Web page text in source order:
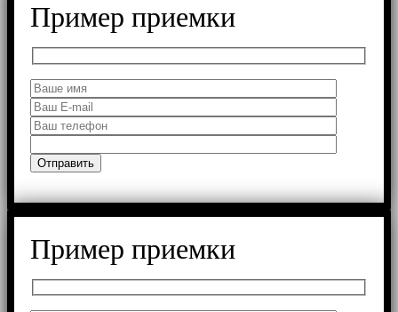
Пример приемки
Пример приемки